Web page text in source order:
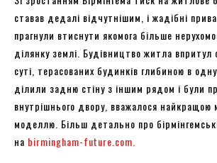
ставав дедалі відчутнішим, і жадібні
прагнули втиснути якомога більше
ділянку землі. Будівництво житла
суті, терасованих будинків глибиною в
ділили задню стіну з іншим рядом і були
внутрішнього двору, вважалося найкращою
моделлю. Більш детально про
на birmingham-future.com.